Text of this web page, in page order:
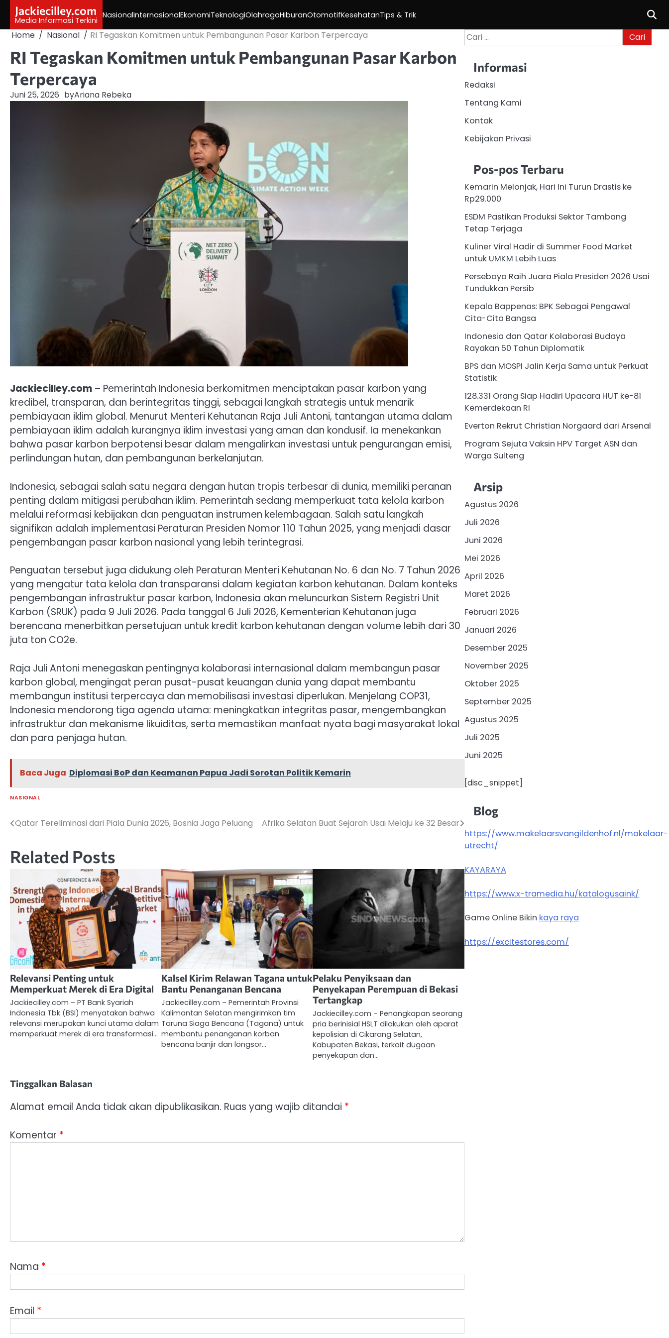
content
Jackiecilley.com
Media Informasi Terkini
NasionalInternasionalEkonomiTeknologiOlahragaHiburanOtomotifKesehatanTips & Trik
Home Nasional RI Tegaskan Komitmen untuk Pembangunan Pasar Karbon Terpercaya
RI Tegaskan Komitmen untuk Pembangunan Pasar Karbon
Terpercaya
Juni 25, 2026 byAriana Rebeka
Jackiecilley.com – Pemerintah Indonesia berkomitmen menciptakan pasar karbon yang
kredibel, transparan, dan berintegritas tinggi, sebagai langkah strategis untuk menarik
pembiayaan iklim global. Menurut Menteri Kehutanan Raja Juli Antoni, tantangan utama dalam
pembiayaan iklim adalah kurangnya iklim investasi yang aman dan kondusif. Ia menekankan
bahwa pasar karbon berpotensi besar dalam mengalirkan investasi untuk pengurangan emisi,
perlindungan hutan, dan pembangunan berkelanjutan.
Indonesia, sebagai salah satu negara dengan hutan tropis terbesar di dunia, memiliki peranan
penting dalam mitigasi perubahan iklim. Pemerintah sedang memperkuat tata kelola karbon
melalui reformasi kebijakan dan penguatan instrumen kelembagaan. Salah satu langkah
signifikan adalah implementasi Peraturan Presiden Nomor 110 Tahun 2025, yang menjadi dasar
pengembangan pasar karbon nasional yang lebih terintegrasi.
Penguatan tersebut juga didukung oleh Peraturan Menteri Kehutanan No. 6 dan No. 7 Tahun 2026
yang mengatur tata kelola dan transparansi dalam kegiatan karbon kehutanan. Dalam konteks
pengembangan infrastruktur pasar karbon, Indonesia akan meluncurkan Sistem Registri Unit
Karbon (SRUK) pada 9 Juli 2026. Pada tanggal 6 Juli 2026, Kementerian Kehutanan juga
berencana menerbitkan persetujuan untuk kredit karbon kehutanan dengan volume lebih dari 30
juta ton CO2e.
Raja Juli Antoni menegaskan pentingnya kolaborasi internasional dalam membangun pasar
karbon global, mengingat peran pusat-pusat keuangan dunia yang dapat membantu
membangun institusi terpercaya dan memobilisasi investasi diperlukan. Menjelang COP31,
Indonesia mendorong tiga agenda utama: meningkatkan integritas pasar, mengembangkan
infrastruktur dan mekanisme likuiditas, serta memastikan manfaat nyata bagi masyarakat lokal
dan para penjaga hutan.
Baca Juga Diplomasi BoP dan Keamanan Papua Jadi Sorotan Politik Kemarin
NASIONAL
Navigasi
Qatar Tereliminasi dari Piala Dunia 2026, Bosnia Jaga Peluang Afrika Selatan Buat Sejarah Usai Melaju ke 32 Besar
Related Posts
Relevansi Penting untuk
Memperkuat Merek di Era Digital
Jackiecilley.com – PT Bank Syariah
Indonesia Tbk (BSI) menyatakan bahwa
relevansi merupakan kunci utama dalam
memperkuat merek di era transformasi…
Kalsel Kirim Relawan Tagana untuk
Bantu Penanganan Bencana
Jackiecilley.com – Pemerintah Provinsi
Kalimantan Selatan mengirimkan tim
Taruna Siaga Bencana (Tagana) untuk
membantu penanganan korban
bencana banjir dan longsor…
Pelaku Penyiksaan dan
Penyekapan Perempuan di Bekasi
Tertangkap
Jackiecilley.com – Penangkapan seorang
pria berinisial HSLT dilakukan oleh aparat
kepolisian di Cikarang Selatan,
Kabupaten Bekasi, terkait dugaan
penyekapan dan…
Tinggalkan Balasan
Alamat email Anda tidak akan dipublikasikan. Ruas yang wajib ditandai *
Komentar *
Nama *
Email *
Cari
untuk:
Informasi
Redaksi
Tentang Kami
Kontak
Kebijakan Privasi
Pos-pos Terbaru
Kemarin Melonjak, Hari Ini Turun Drastis ke
Rp29.000
ESDM Pastikan Produksi Sektor Tambang
Tetap Terjaga
Kuliner Viral Hadir di Summer Food Market
untuk UMKM Lebih Luas
Persebaya Raih Juara Piala Presiden 2026 Usai
Tundukkan Persib
Kepala Bappenas: BPK Sebagai Pengawal
Cita-Cita Bangsa
Indonesia dan Qatar Kolaborasi Budaya
Rayakan 50 Tahun Diplomatik
BPS dan MOSPI Jalin Kerja Sama untuk Perkuat
Statistik
128.331 Orang Siap Hadiri Upacara HUT ke-81
Kemerdekaan RI
Everton Rekrut Christian Norgaard dari Arsenal
Program Sejuta Vaksin HPV Target ASN dan
Warga Sulteng
Arsip
Agustus 2026
Juli 2026
Juni 2026
Mei 2026
April 2026
Maret 2026
Februari 2026
Januari 2026
Desember 2025
November 2025
Oktober 2025
September 2025
Agustus 2025
Juli 2025
Juni 2025
[disc_snippet]
Blog
https://www.makelaarsvangildenhof.nl/makelaar-
utrecht/
KAYARAYA
https://www.x-tramedia.hu/katalogusaink/
Game Online Bikin kaya raya
https://excitestores.com/